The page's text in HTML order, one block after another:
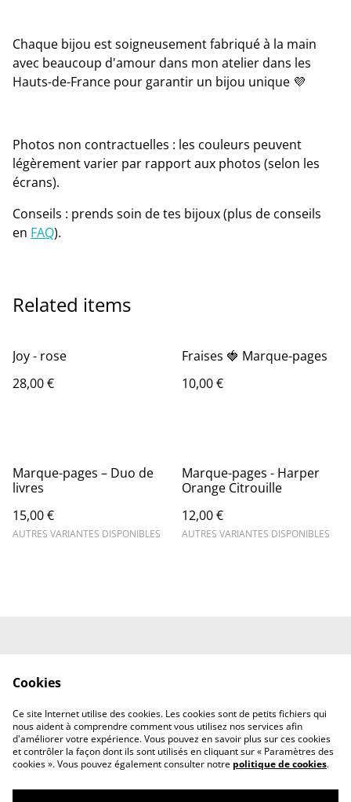
Chaque bijou est soigneusement fabriqué à la main
avec beaucoup d'amour dans mon atelier dans les
Hauts-de-France pour garantir un bijou unique 💜
Photos non contractuelles : les couleurs peuvent
légèrement varier par rapport aux photos (selon les
écrans).
Conseils : prends soin de tes bijoux (plus de conseils
en FAQ).
Related items
Joy - rose
28,00 €
Fraises 🍓 Marque-pages
10,00 €
Marque-pages – Duo de
livres
15,00 €
AUTRES VARIANTES DISPONIBLES
Marque-pages - Harper
Orange Citrouille
12,00 €
AUTRES VARIANTES DISPONIBLES
Confidentialité
Nous contacter
Cookies
Ce site Internet utilise des cookies. Les cookies sont de petits fichiers qui
nous aident à comprendre comment vous utilisez nos services afin
d'améliorer votre expérience. Vous pouvez en savoir plus sur ces cookies
et contrôler la façon dont ils sont utilisés en cliquant sur « Paramètres des
cookies ». Vous pouvez également consulter notre politique de cookies.